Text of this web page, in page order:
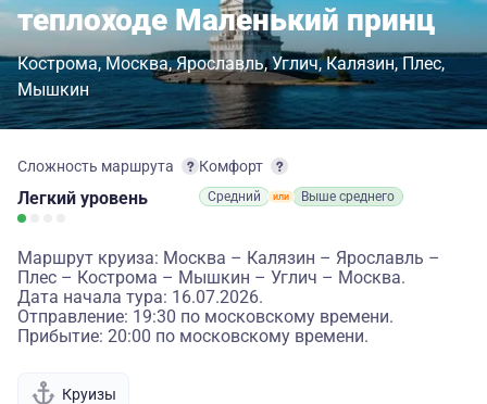
теплоходе Маленький принц
Кострома Москва Ярославль Углич Калязин Плес
Мышкин
Сложность маршрута
Легкий уровень
Комфорт
Средний Выше среднего
Маршрут круиза: Москва – Калязин – Ярославль –
Плес – Кострома – Мышкин – Углич – Москва.
Дата начала тура: 16.07.2026.
Отправление: 19:30 по московскому времени.
Прибытие: 20:00 по московскому времени.
Круизы